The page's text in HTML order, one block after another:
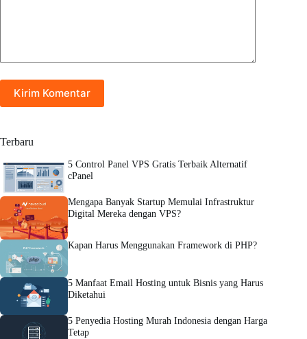
Kirim Komentar
Terbaru
5 Control Panel VPS Gratis Terbaik Alternatif
cPanel
Mengapa Banyak Startup Memulai Infrastruktur
Digital Mereka dengan VPS?
Kapan Harus Menggunakan Framework di PHP?
5 Manfaat Email Hosting untuk Bisnis yang Harus
Diketahui
5 Penyedia Hosting Murah Indonesia dengan Harga
Tetap